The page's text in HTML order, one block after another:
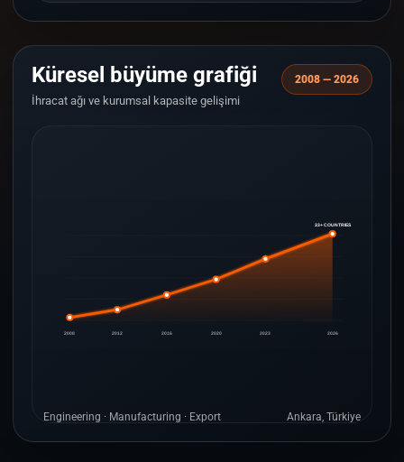
Küresel büyüme grafiği
İhracat ağı ve kurumsal kapasite gelişimi
2008 — 2026
2008 2012 2016 2020 2023 2026
33+ COUNTRIES
Engineering · Manufacturing · Export Ankara, Türkiye